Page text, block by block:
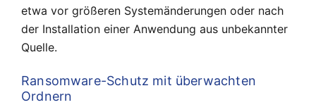
etwa vor größeren Systemänderungen oder nach
der Installation einer Anwendung aus unbekannter
Quelle.
Ransomware-Schutz mit überwachten
Ordnern